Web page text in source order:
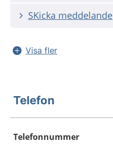
SKicka meddelande
Visa fler
Telefon
Telefonnummer